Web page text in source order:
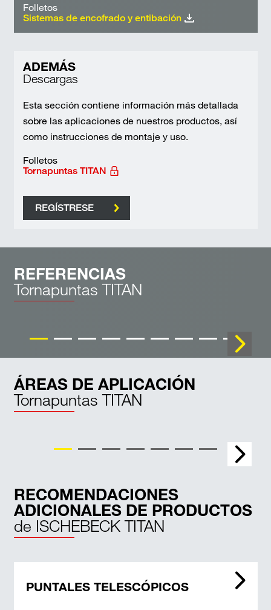
Folletos
Sistemas de encofrado y entibación
ADEMÁS
Descargas
Esta sección contiene información más detallada
sobre las aplicaciones de nuestros productos, así
como instrucciones de montaje y uso.
Folletos
Tornapuntas TITAN
REGÍSTRESE
REFERENCIAS
Tornapuntas TITAN
ÁREAS DE APLICACIÓN
Tornapuntas TITAN
RECOMENDACIONES
ADICIONALES DE PRODUCTOS
de ISCHEBECK TITAN
PUNTALES TELESCÓPICOS